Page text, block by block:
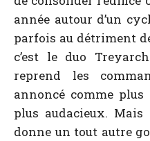
année autour d’un
parfois au détriment
c’est le duo
reprend les
annoncé comme plus
plus audacieux.
donne un tout autre